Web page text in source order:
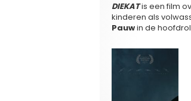
DIEKATis een film
kinderen als
Pauwin de